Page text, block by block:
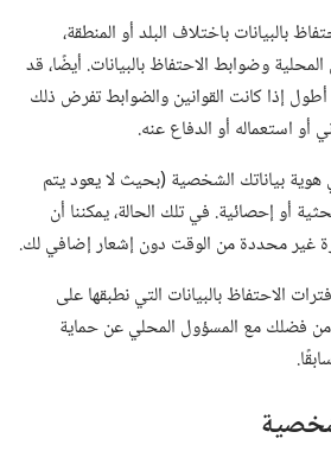
بالبيانات باختلاف البلد أو المنطقة،‏
وضوابط الاحتفاظ بالبيانات.‏ أيضًا،‏ قد
أطول إذا كانت القوانين والضوابط تفرض ذلك
أو استعماله أو الدفاع عنه.‏
بياناتك الشخصية (‏بحيث لا يعود يتم
أو إحصائية.‏ في تلك الحالة،‏ يمكننا أن
غير محددة من الوقت دون إشعار إضافي لك.‏
الاحتفاظ بالبيانات التي نطبقها على
فضلك مع المسؤول المحلي عن حماية